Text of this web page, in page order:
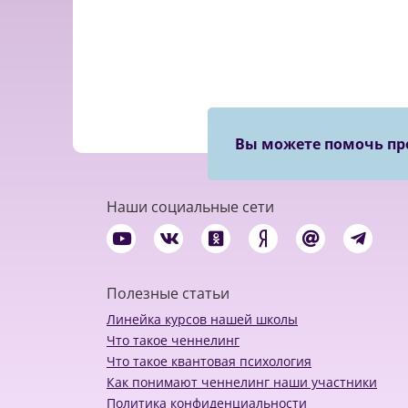
Вы можете помочь
Наши социальные сети
Полезные статьи
Линейка курсов нашей школы
Что такое ченнелинг
Что такое квантовая психология
Как понимают ченнелинг наши участники
Политика конфиденциальности